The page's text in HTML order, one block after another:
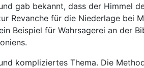
gab bekannt, dass der Himmel
Revanche für die Niederlage bei
Beispiel für Wahrsagerei an der
kompliziertes Thema. Die